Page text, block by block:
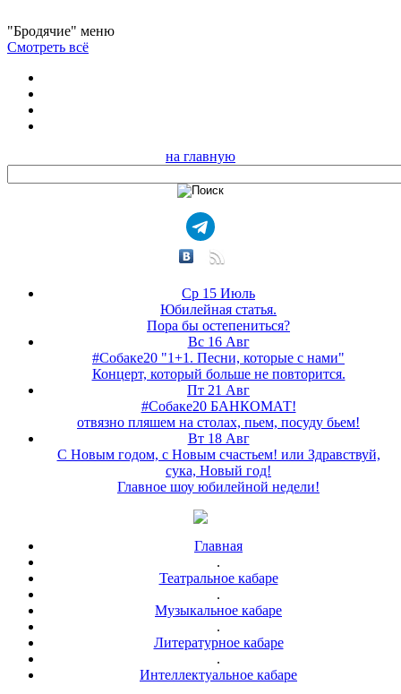
"Бродячие" меню
Смотреть всё
на главную
Ср 15 Июль
Юбилейная статья.
Пора бы остепениться?
Вс 16 Авг
#Собаке20 "1+1. Песни, которые с нами"
Концерт, который больше не повторится.
Пт 21 Авг
#Собаке20 БАНКОМАТ!
отвязно пляшем на столах, пьем, посуду бьем!
Вт 18 Авг
С Новым годом, с Новым счастьем! или Здравствуй,
сука, Новый год!
Главное шоу юбилейной недели!
Главная
.
Театральное кабаре
.
Музыкальное кабаре
.
Литературное кабаре
.
Интеллектуальное кабаре